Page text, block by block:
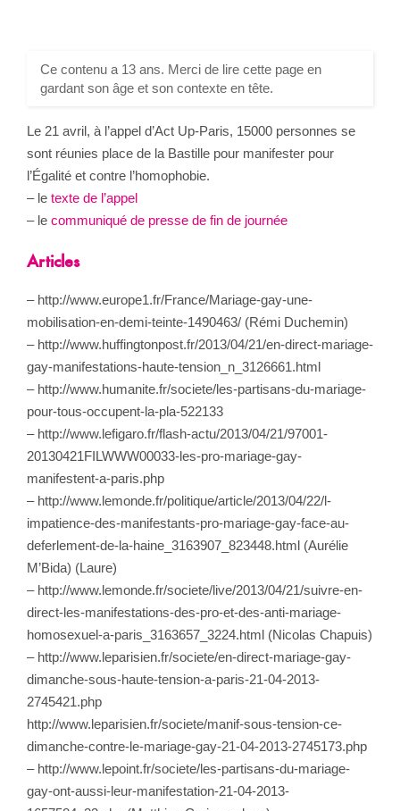
Ce contenu a 13 ans. Merci de lire cette page en
gardant son âge et son contexte en tête.
Le 21 avril, à l’appel d’Act Up-Paris, 15000 personnes se
sont réunies place de la Bastille pour manifester pour
l’Égalité et contre l’homophobie.
– le texte de l’appel
– le communiqué de presse de fin de journée
Articles
– http://www.europe1.fr/France/Mariage-gay-une-
mobilisation-en-demi-teinte-1490463/ (Rémi Duchemin)
– http://www.huffingtonpost.fr/2013/04/21/en-direct-mariage-
gay-manifestations-haute-tension_n_3126661.html
– http://www.humanite.fr/societe/les-partisans-du-mariage-
pour-tous-occupent-la-pla-522133
– http://www.lefigaro.fr/flash-actu/2013/04/21/97001-
20130421FILWWW00033-les-pro-mariage-gay-
manifestent-a-paris.php
– http://www.lemonde.fr/politique/article/2013/04/22/l-
impatience-des-manifestants-pro-mariage-gay-face-au-
deferlement-de-la-haine_3163907_823448.html (Aurélie
M’Bida) (Laure)
– http://www.lemonde.fr/societe/live/2013/04/21/suivre-en-
direct-les-manifestations-des-pro-et-des-anti-mariage-
homosexuel-a-paris_3163657_3224.html (Nicolas Chapuis)
– http://www.leparisien.fr/societe/en-direct-mariage-gay-
dimanche-sous-haute-tension-a-paris-21-04-2013-
2745421.php
http://www.leparisien.fr/societe/manif-sous-tension-ce-
dimanche-contre-le-mariage-gay-21-04-2013-2745173.php
– http://www.lepoint.fr/societe/les-partisans-du-mariage-
gay-ont-aussi-leur-manifestation-21-04-2013-